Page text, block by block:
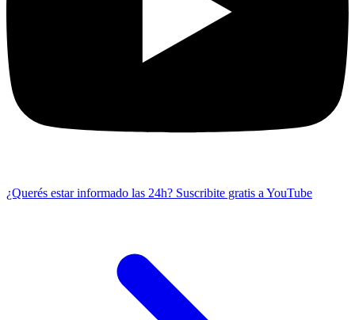
¿Querés estar informado las 24h? Suscribite gratis a YouTube